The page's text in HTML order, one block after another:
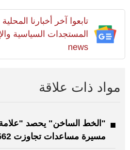
تابعوا آخر أخبارنا
news
مواد ذات علاقة
"الخط الساخن" يحصد
مسيرة مساعدات تجاوزت 562 مليون درهم